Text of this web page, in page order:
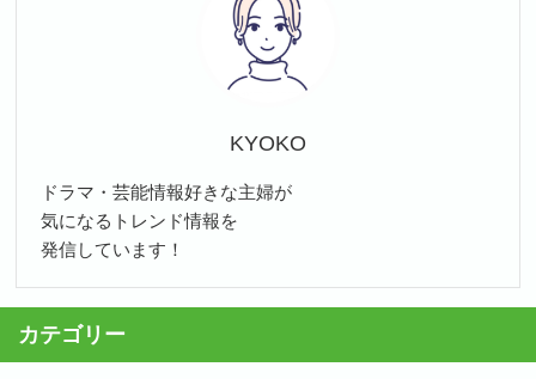
KYOKO
ドラマ・芸能情報好きな主婦が
気になるトレンド情報を
発信しています！
カテゴリー